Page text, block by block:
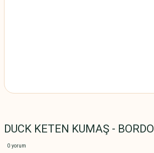
DUCK KETEN KUMAŞ - BORDO
0 yorum